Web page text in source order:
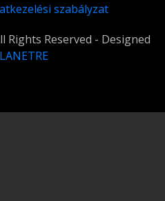
szabályzat
Rights Reserved - Designed